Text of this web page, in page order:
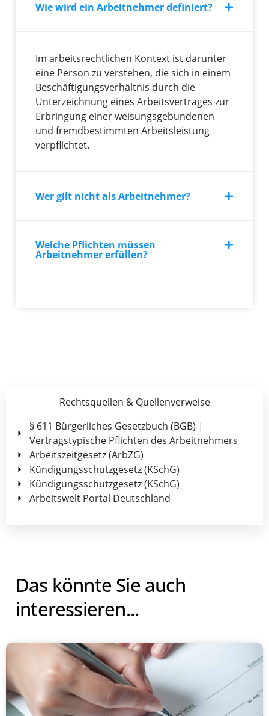
Wie wird ein Arbeitnehmer definiert?
Im arbeitsrechtlichen Kontext ist darunter
eine Person zu verstehen, die sich in einem
Beschäftigungsverhältnis durch die
Unterzeichnung eines Arbeitsvertrages zur
Erbringung einer weisungsgebundenen
und fremdbestimmten Arbeitsleistung
verpflichtet.
Wer gilt nicht als Arbeitnehmer?
Welche Pflichten müssen
Arbeitnehmer erfüllen?
Rechtsquellen & Quellenverweise
§ 611 Bürgerliches Gesetzbuch (BGB) |
Vertragstypische Pflichten des Arbeitnehmers
Arbeitszeitgesetz (ArbZG)
Kündigungsschutzgesetz (KSchG)
Kündigungsschutzgesetz (KSchG)
Arbeitswelt Portal Deutschland
Das könnte Sie auch
interessieren...